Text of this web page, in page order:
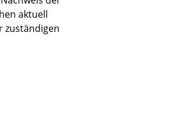
aktuell
zuständigen